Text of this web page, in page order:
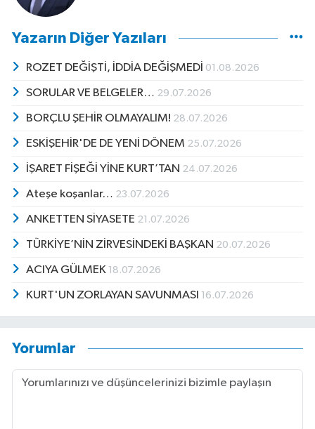
Yazarın Diğer Yazıları
ROZET DEĞİŞTİ, İDDİA DEĞİŞMEDİ 01.08.2026
SORULAR VE BELGELER… 29.07.2026
BORÇLU ŞEHİR OLMAYALIM! 28.07.2026
ESKİŞEHİR'DE DE YENİ DÖNEM 25.07.2026
İŞARET FİŞEĞİ YİNE KURT’TAN 24.07.2026
Ateşe koşanlar… 23.07.2026
ANKETTEN SİYASETE 21.07.2026
TÜRKİYE’NİN ZİRVESİNDEKİ BAŞKAN 20.07.2026
ACIYA GÜLMEK 18.07.2026
KURT'UN ZORLAYAN SAVUNMASI 16.07.2026
Yorumlar